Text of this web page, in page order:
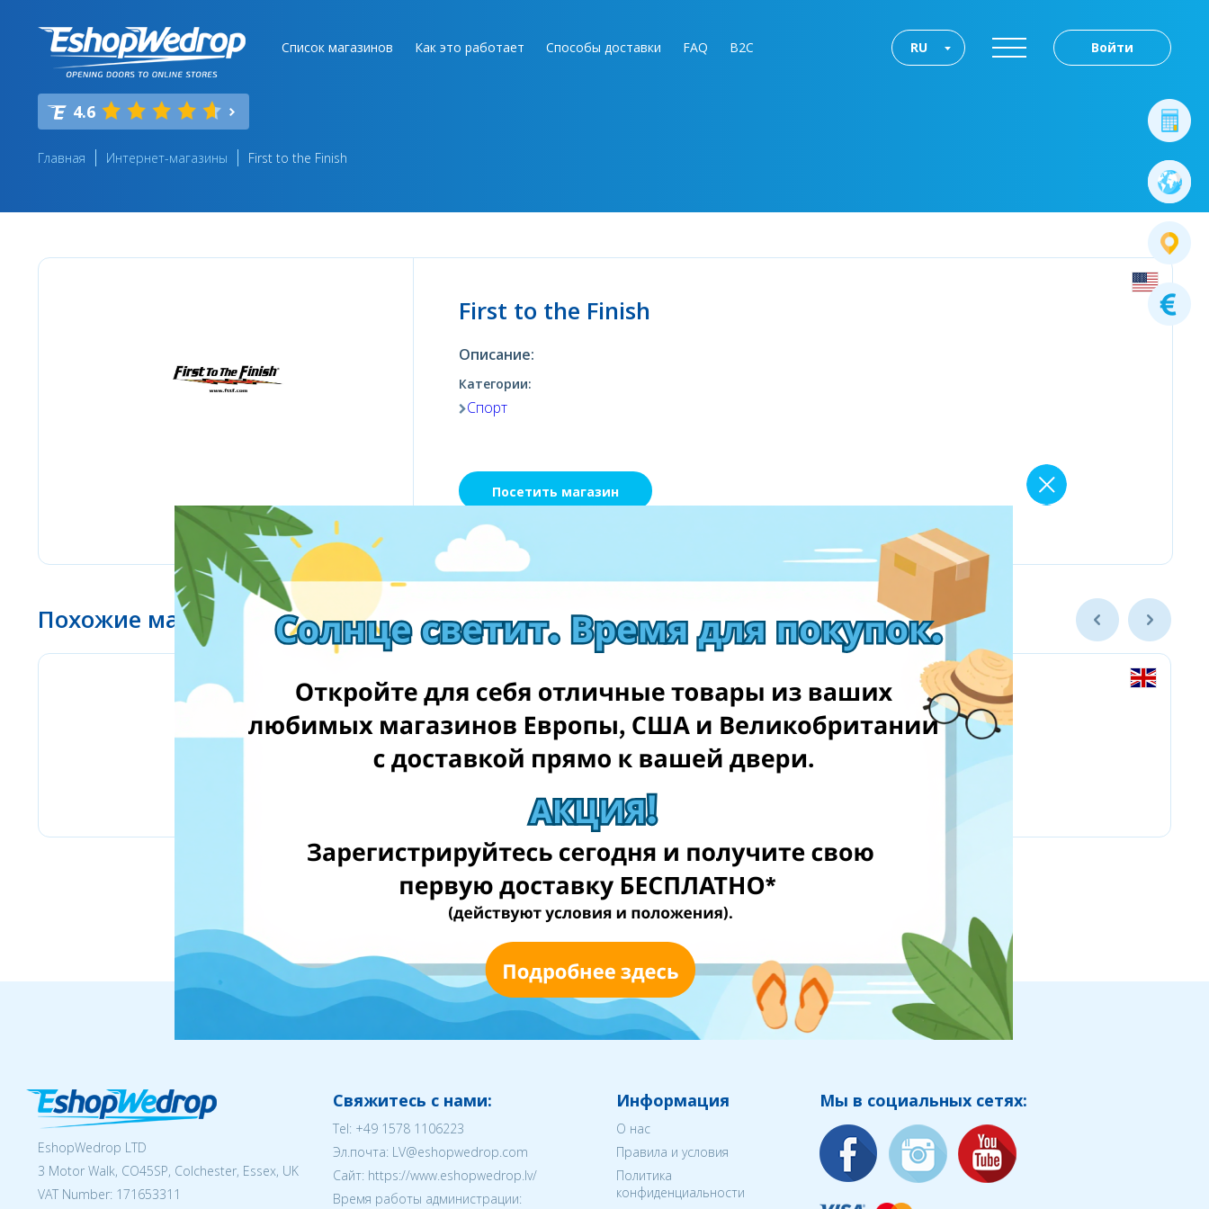
Список магазинов Как это работает Способы доставки FAQ B2C Войти
RU
4.6
Главная Интернет-магазины First to the Finish
First to the Finish
Описание:
Категории:
Спорт
Посетить магазин
Похожие магазины
EshopWedrop LTD
3 Motor Walk, CO45SP, Colchester, Essex, UK
VAT Number: 171653311
Свяжитесь с нами:
Tel: +49 1578 1106223
Эл.почта: LV@eshopwedrop.com
Cайт: https://www.eshopwedrop.lv/
Время работы администрации:
Информация
О нас
Правила и условия
Политика
конфиденциальности
Мы в социальных сетях: